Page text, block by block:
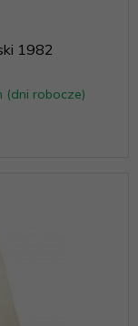
1982
(dni robocze)